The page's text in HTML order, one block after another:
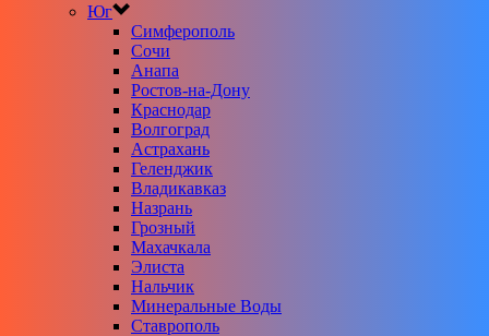
Юг
Симферополь
Сочи
Анапа
Ростов-на-Дону
Краснодар
Волгоград
Астрахань
Геленджик
Владикавказ
Назрань
Грозный
Махачкала
Элиста
Нальчик
Минеральные Воды
Ставрополь